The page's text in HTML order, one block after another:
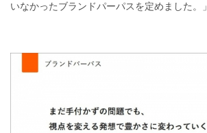
いなかったブランドパーパスを定めました。」